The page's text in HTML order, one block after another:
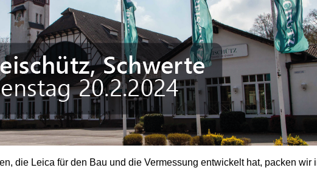
die Leica für den Bau und die Vermessung entwickelt hat, packen wir